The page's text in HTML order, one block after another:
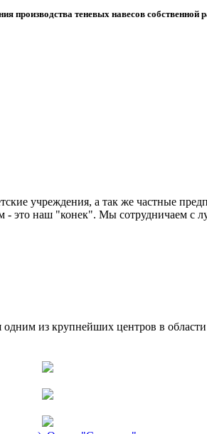
теневых навесов собственной
учреждения, а так же частные
- это наш "конек". Мы сотрудничаем с
из крупнейших центров в